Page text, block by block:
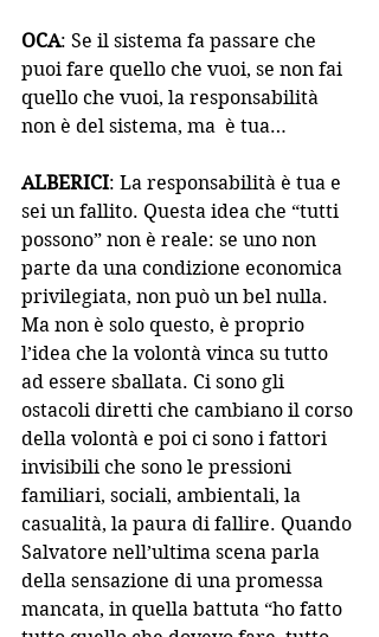
OCA: Se il sistema fa passare che
puoi fare quello che vuoi, se non fai
quello che vuoi, la responsabilità
non è del sistema, ma  è tua…
ALBERICI: La responsabilità è tua e
sei un fallito. Questa idea che “tutti
possono” non è reale: se uno non
parte da una condizione economica
privilegiata, non può un bel nulla.
Ma non è solo questo, è proprio
l’idea che la volontà vinca su tutto
ad essere sballata. Ci sono gli
ostacoli diretti che cambiano il corso
della volontà e poi ci sono i fattori
invisibili che sono le pressioni
familiari, sociali, ambientali, la
casualità, la paura di fallire. Quando
Salvatore nell’ultima scena parla
della sensazione di una promessa
mancata, in quella battuta “ho fatto